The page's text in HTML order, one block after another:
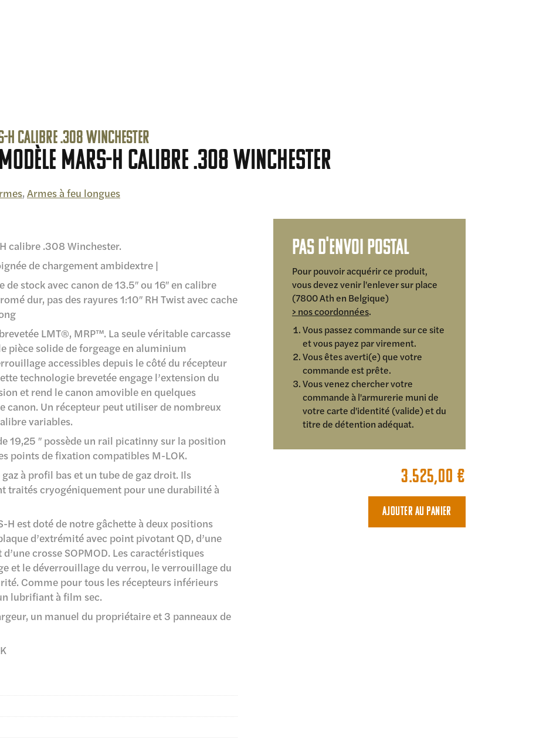
H calibre .308 Winchester
modèle MARS-H calibre .308 Winchester
, Armes à feu longues
calibre .308 Winchester.
de chargement ambidextre |
stock avec canon de 13.5″ ou 16″ en calibre
dur, pas des rayures 1:10″ RH Twist avec cache
LMT®, MRP™. La seule véritable carcasse
pièce solide de forgeage en aluminium
accessibles depuis le côté du récepteur
technologie brevetée engage l’extension du
et rend le canon amovible en quelques
canon. Un récepteur peut utiliser de nombreux
variables.
19,25 ″ possède un rail picatinny sur la position
points de fixation compatibles M-LOK.
à profil bas et un tube de gaz droit. Ils
traités cryogéniquement pour une durabilité à
est doté de notre gâchette à deux positions
d’extrémité avec point pivotant QD, d’une
crosse SOPMOD. Les caractéristiques
et le déverrouillage du verrou, le verrouillage du
Comme pour tous les récepteurs inférieurs
lubrifiant à film sec.
un manuel du propriétaire et 3 panneaux de
Pas d'envoi postal
Pour pouvoir acquérir ce produit,
vous devez venir l'enlever sur place
(7800 Ath en Belgique)
> nos coordonnées.
Vous passez commande sur ce site
et vous payez par virement.
Vous êtes averti(e) que votre
commande est prête.
Vous venez chercher votre
commande à l'armurerie muni de
votre carte d'identité (valide) et du
titre de détention adéquat.
3.525,00€
Ajouter au panier